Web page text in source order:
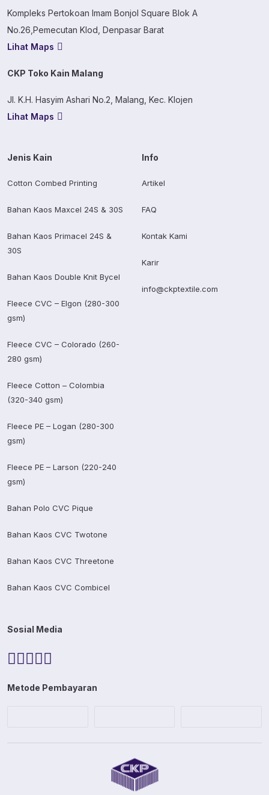
Kompleks Pertokoan Imam Bonjol Square Blok A
No.26,Pemecutan Klod, Denpasar Barat
Lihat Maps
CKP Toko Kain Malang
Jl. K.H. Hasyim Ashari No.2, Malang, Kec. Klojen
Lihat Maps
Jenis Kain
Cotton Combed Printing
Bahan Kaos Maxcel 24S & 30S
Bahan Kaos Primacel 24S &
30S
Bahan Kaos Double Knit Bycel
Fleece CVC – Elgon (280-300
gsm)
Fleece CVC – Colorado (260-
280 gsm)
Fleece Cotton – Colombia
(320-340 gsm)
Fleece PE – Logan (280-300
gsm)
Fleece PE – Larson (220-240
gsm)
Bahan Polo CVC Pique
Bahan Kaos CVC Twotone
Bahan Kaos CVC Threetone
Bahan Kaos CVC Combicel
Info
Artikel
FAQ
Kontak Kami
Karir
info@ckptextile.com
Sosial Media
Metode Pembayaran